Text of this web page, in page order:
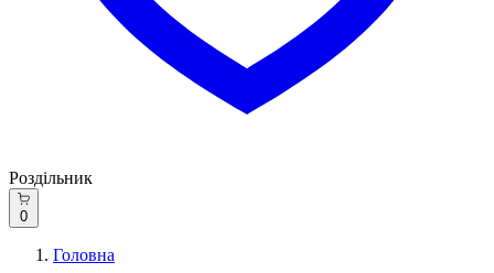
Роздільник
0
Головна